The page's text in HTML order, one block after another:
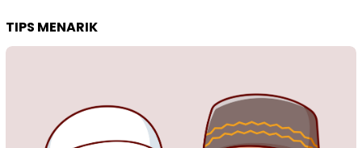
TIPS MENARIK